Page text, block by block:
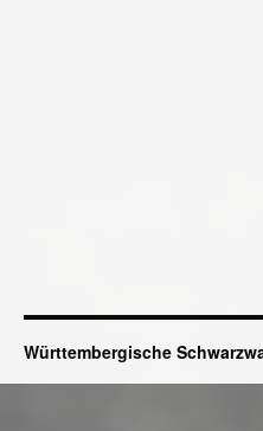
Württembergische